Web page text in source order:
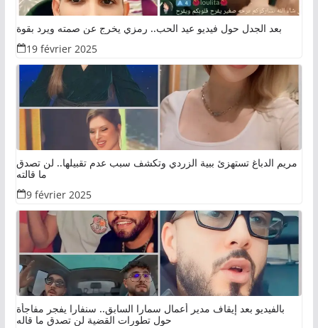
بعد الجدل حول فيديو عيد الحب.. رمزي يخرج عن صمته ويرد بقوة
19 février 2025
مريم الدباغ تستهزئ ببية الزردي وتكشف سبب عدم تقبيلها.. لن تصدق
ما قالته
9 février 2025
بالفيديو بعد إيقاف مدير أعمال سمارا السابق.. سنفارا يفجر مفاجأة
حول تطورات القضية لن تصدق ما قاله